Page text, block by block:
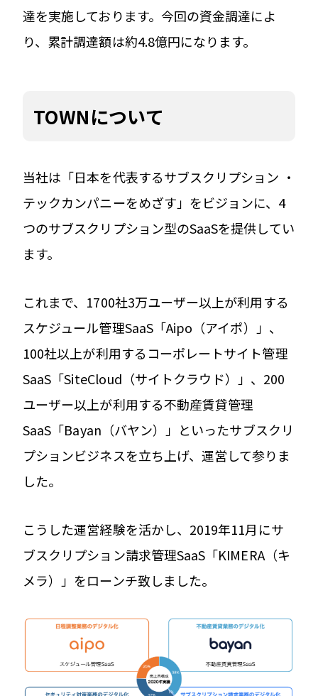
達を実施しております。今回の資金調達によ
り、累計調達額は約4.8億円になります。
TOWNについて
当社は「日本を代表するサブスクリプション ・
テックカンパニーをめざす」をビジョンに、4
つのサブスクリプション型のSaaSを提供してい
ます。
これまで、1700社3万ユーザー以上が利用する
スケジュール管理SaaS「Aipo（アイポ）」、
100社以上が利用するコーポレートサイト管理
SaaS「SiteCloud（サイトクラウド）」、200
ユーザー以上が利用する不動産賃貸管理
SaaS「Bayan（バヤン）」といったサブスクリ
プションビジネスを立ち上げ、運営して参りま
した。
こうした運営経験を活かし、2019年11月にサ
ブスクリプション請求管理SaaS「KIMERA（キ
メラ）」をローンチ致しました。